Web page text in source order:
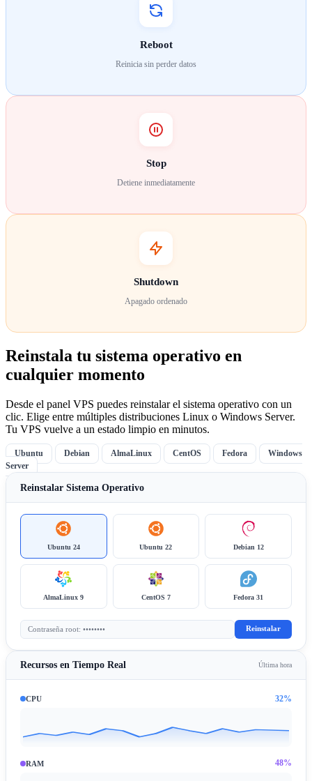
Reboot
Reinicia sin perder datos
Stop
Detiene inmediatamente
Shutdown
Apagado ordenado
Reinstala tu sistema operativo en
cualquier momento
Desde el panel VPS puedes reinstalar el sistema operativo con un
clic. Elige entre múltiples distribuciones Linux o Windows Server.
Tu VPS vuelve a un estado limpio en minutos.
Ubuntu Debian AlmaLinux CentOS Fedora
Windows
Server
Reinstalar Sistema Operativo
Ubuntu 24 Ubuntu 22 Debian 12
AlmaLinux 9 CentOS 7 Fedora 31
Contraseña root: •••••••• Reinstalar
Recursos en Tiempo Real Última hora
CPU 32%
RAM 48%